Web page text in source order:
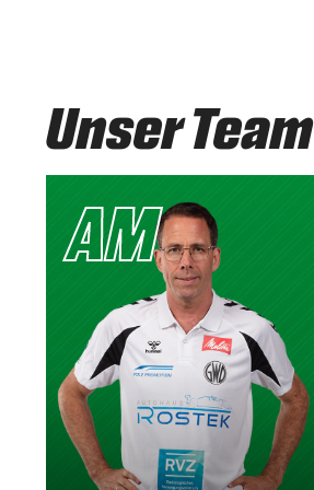
Unser Team
AM